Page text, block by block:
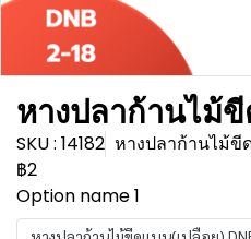
หางปลาก้านไม้
SKU : 14182 หางปลาก้านไม้ขี
฿2
Option name 1